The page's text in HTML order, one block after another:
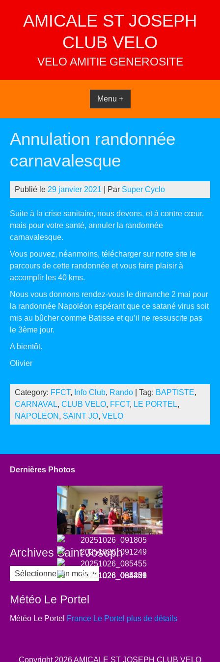
contentAMICALE ST JOSEPH
CLUB VELO
VELO AMITIE GENEROSITE
Menu +
Annulation randonnée
carnavalesque
Publié le 29 janvier 2021 | Par Super Cyclo
Suite à la crise sanitaire, nous devons, et à contre cœur,
mais pour votre santé, annuler la randonnée
carnavalesque.
Vous pouvez, néanmoins, télécharger sur notre site le
parcours de cette randonnée et vous faire plaisir à
accomplir les 40 kms.
Nous vous donnons rendez-vous le dimanche 2 mai pour
la randonnée Napoléon espérant que ce satané virus soit
mis au bûcher comme Batisse et qu’il ne ressuscite pas
le 3ème jour.
A bientôt.
Olivier
Category: FFCT, Info Club, Rando | Tag: BAPTISTE,
CARNAVAL, CLUB VELO, FFCT, LE PORTEL,
NAPOLEON , SAINT JO, VELO
Dernières Photos
Archives Saint Joseph
Archives
Saint
Joseph
Météo Le Portel
Météo Le Portel France Le Portel plus de détails
Copyright 2026AMICALE ST JOSEPH CLUB VELO